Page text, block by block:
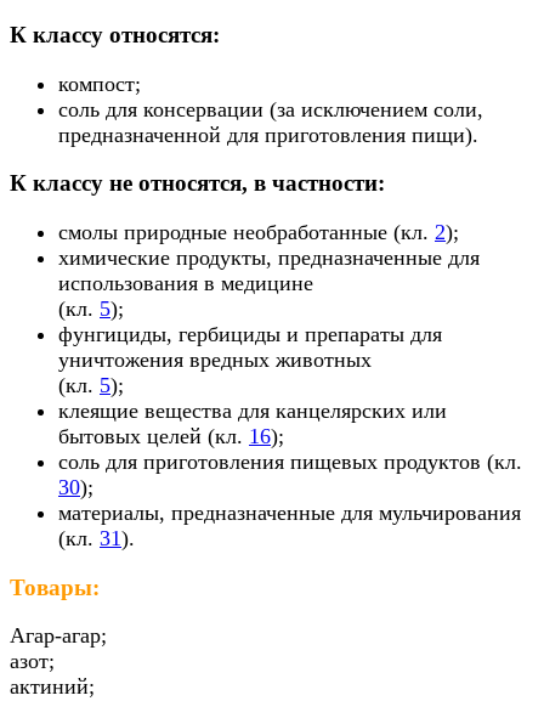
К классу относятся:
компост;
соль для консервации (за исключением соли,
предназначенной для приготовления пищи).
К классу не относятся, в частности:
смолы природные необработанные (кл. 2);
химические продукты, предназначенные для
использования в медицине
(кл. 5);
фунгициды, гербициды и препараты для
уничтожения вредных животных
(кл. 5);
клеящие вещества для канцелярских или
бытовых целей (кл. 16);
соль для приготовления пищевых продуктов (кл.
30);
материалы, предназначенные для мульчирования
(кл. 31).
Товары:
Агар-агар;
азот;
актиний;